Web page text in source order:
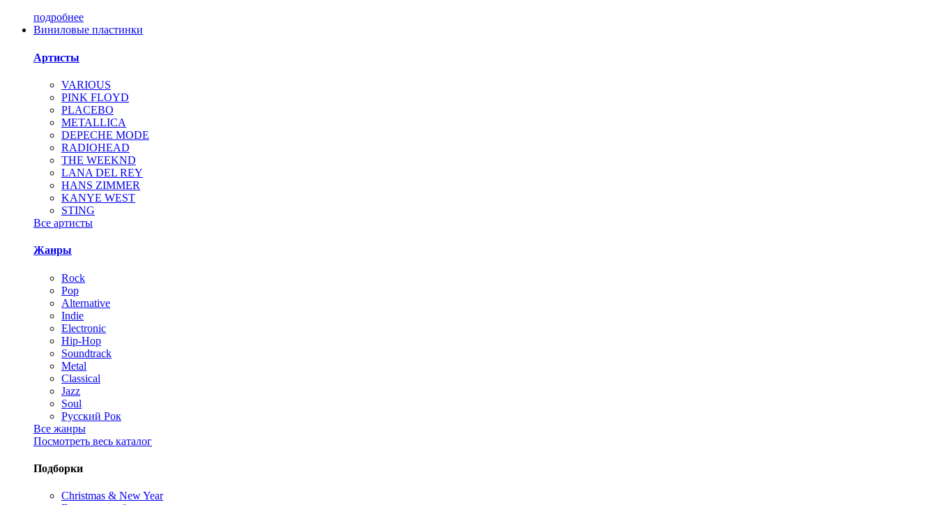
подробнее
Виниловые пластинки
Артисты
VARIOUS
PINK FLOYD
PLACEBO
METALLICA
DEPECHE MODE
RADIOHEAD
THE WEEKND
LANA DEL REY
HANS ZIMMER
KANYE WEST
STING
Все артисты
Жанры
Rock
Pop
Alternative
Indie
Electronic
Hip-Hop
Soundtrack
Metal
Classical
Jazz
Soul
Русский Рок
Все жанры
Посмотреть весь каталог
Подборки
Christmas & New Year